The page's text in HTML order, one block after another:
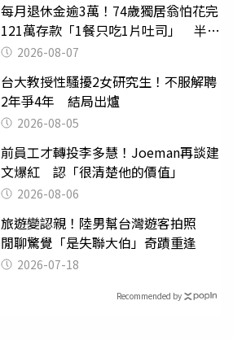
每月退休金逾3萬！74歲獨居翁怕花完
121萬存款「1餐只吃1片吐司」 半年
後暴瘦嚇壞女兒
2026-08-07
台大教授性騷擾2女研究生！不服解聘
2年爭4年 結局出爐
2026-08-05
前員工才轉投李多慧！Joeman再談建
文爆紅 認「很清楚他的價值」
2026-08-06
旅遊變認親！陸男幫台灣遊客拍照
閒聊驚覺「是失聯大伯」奇蹟重逢
2026-07-18
Recommended by